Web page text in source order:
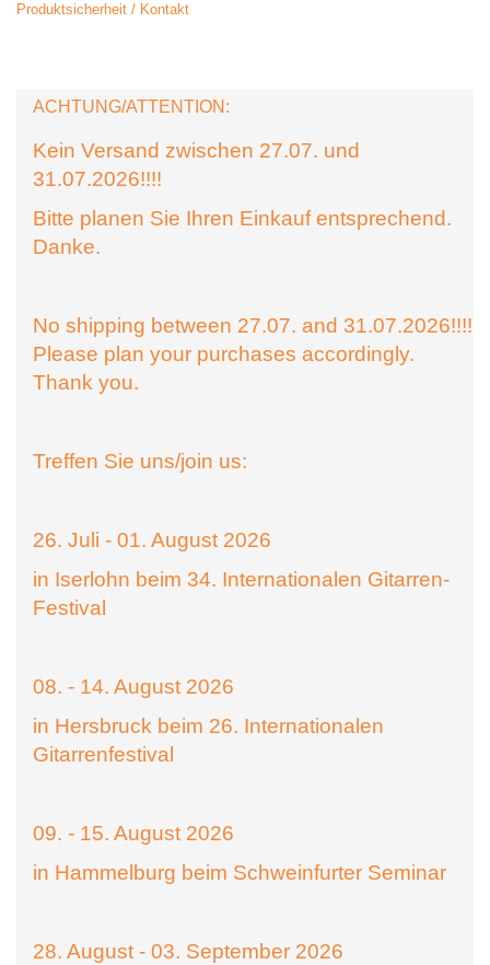
Produktsicherheit / Kontakt
ACHTUNG/ATTENTION:
Kein Versand zwischen 27.07. und
31.07.2026!!!!
Bitte planen Sie Ihren Einkauf entsprechend.
Danke.
No shipping between 27.07. and 31.07.2026!!!!
Please plan your purchases accordingly.
Thank you.
Treffen Sie uns/join us:
26. Juli - 01. August 2026
in Iserlohn beim 34. Internationalen Gitarren-
Festival
08. - 14. August 2026
in Hersbruck beim 26. Internationalen
Gitarrenfestival
09. - 15. August 2026
in Hammelburg beim Schweinfurter Seminar
28. August - 03. September 2026